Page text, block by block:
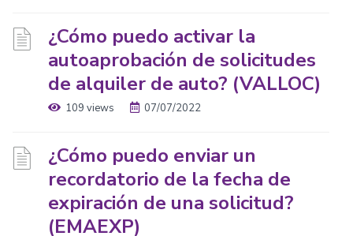
¿Cómo puedo activar la
autoaprobación de solicitudes
de alquiler de auto? (VALLOC)
109 views 07/07/2022
¿Cómo puedo enviar un
recordatorio de la fecha de
expiración de una solicitud?
(EMAEXP)